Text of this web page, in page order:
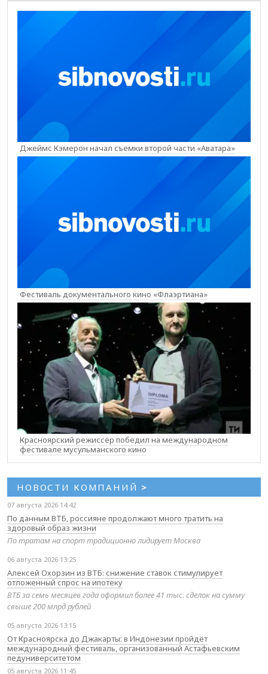
Джеймс Кэмерон начал съемки второй части «Аватара»
Фестиваль документального кино «Флаэртиана»
Красноярский режиссёр победил на международном
фестивале мусульманского кино
НОВОСТИ КОМПАНИЙ >
07 августа 2026 14:42
По данным ВТБ, россияне продолжают много тратить на
здоровый образ жизни
По тратам на спорт традиционно лидирует Москва
06 августа 2026 13:25
Алексей Охорзин из ВТБ: снижение ставок стимулирует
отложенный спрос на ипотеку
ВТБ за семь месяцев года оформил более 41 тыс. сделок на сумму
свыше 200 млрд рублей
05 августа 2026 13:15
От Красноярска до Джакарты: в Индонезии пройдёт
международный фестиваль, организованный Астафьевским
педуниверситетом
05 августа 2026 11:45